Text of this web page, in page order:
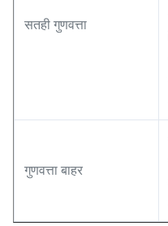
सतही गुणवत्ता
गुणवत्ता बाहर